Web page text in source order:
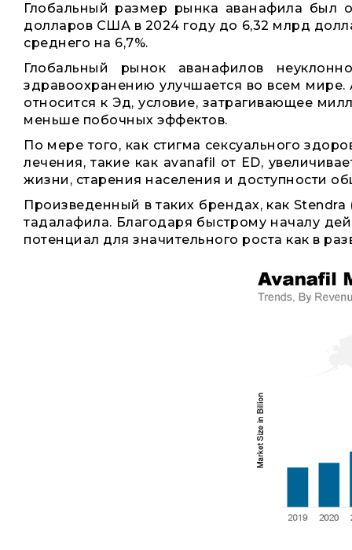
Глобальный размер рынка аванафила
долларов США в 2024 году до 6,32 млрд
среднего на 6,7%.
Глобальный рынок аванафилов
здравоохранению улучшается во всем
относится к Эд, условие, затрагивающее
меньше побочных эффектов.
По мере того, как стигма сексуального
лечения, такие как avanafil от ED,
жизни, старения населения и доступности
Произведенный в таких брендах, как
тадалафила. Благодаря быстрому началу
потенциал для значительного роста как в